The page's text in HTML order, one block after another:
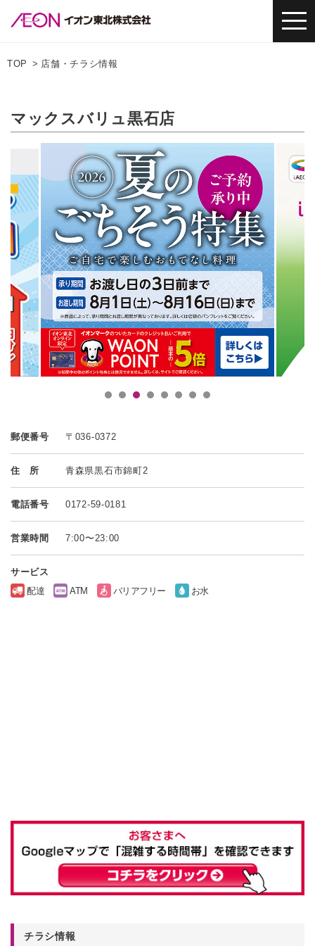
TOP 店舗・チラシ情報
マックスバリュ黒石店
郵便番号 〒036-0372
住 所 青森県黒石市錦町2
電話番号 0172-59-0181
営業時間 7:00〜23:00
サービス
配達
ATM バリアフリー お水
チラシ情報